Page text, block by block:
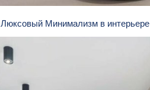
Люксовый Минимализм в интерьере